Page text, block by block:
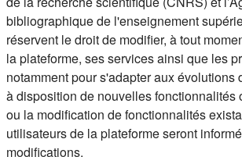
bibliographique de l'enseignement
réservent le droit de modifier, à tout
la plateforme, ses services ainsi que les
notamment pour s'adapter aux évolutions
à disposition de nouvelles fonctionnalités
ou la modification de fonctionnalités
utilisateurs de la plateforme seront
modifications.